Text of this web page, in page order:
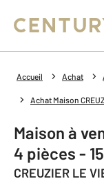
Accueil Achat
Achat Maison
Maison à
4 pièces -
CREUZIER LE